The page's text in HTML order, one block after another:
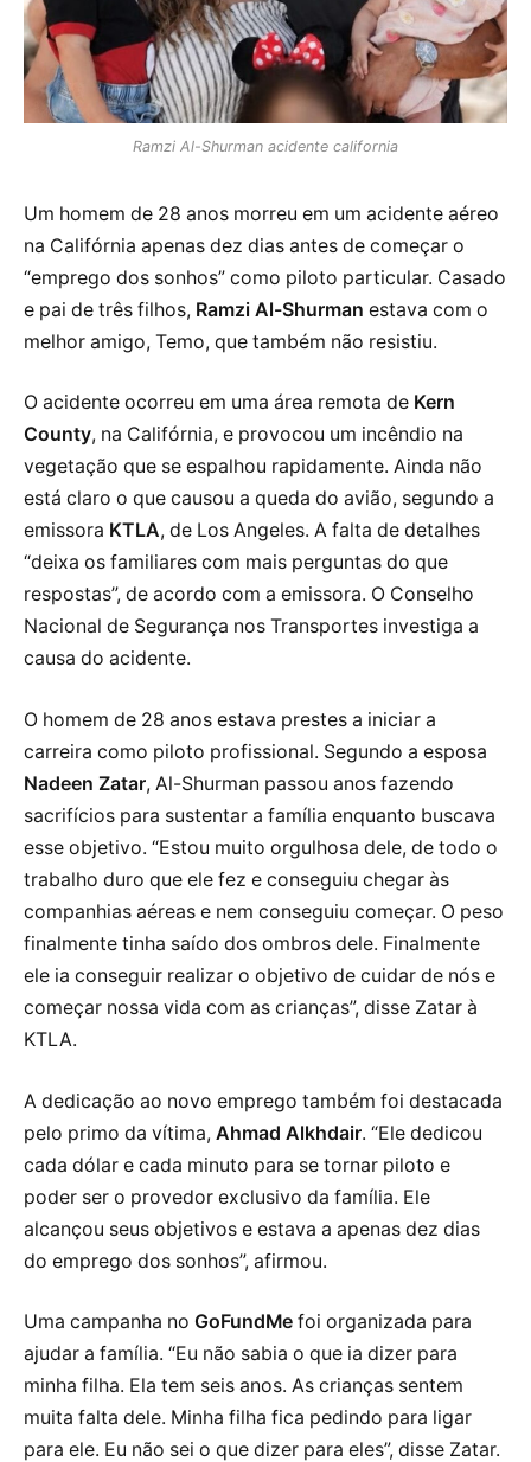
Ramzi Al-Shurman acidente california
Um homem de 28 anos morreu em um acidente aéreo
na Califórnia apenas dez dias antes de começar o
“emprego dos sonhos” como piloto particular. Casado
e pai de três filhos, Ramzi Al-Shurman estava com o
melhor amigo, Temo, que também não resistiu.
O acidente ocorreu em uma área remota de Kern
County, na Califórnia, e provocou um incêndio na
vegetação que se espalhou rapidamente. Ainda não
está claro o que causou a queda do avião, segundo a
emissora KTLA, de Los Angeles. A falta de detalhes
“deixa os familiares com mais perguntas do que
respostas”, de acordo com a emissora. O Conselho
Nacional de Segurança nos Transportes investiga a
causa do acidente.
O homem de 28 anos estava prestes a iniciar a
carreira como piloto profissional. Segundo a esposa
Nadeen Zatar, Al-Shurman passou anos fazendo
sacrifícios para sustentar a família enquanto buscava
esse objetivo. “Estou muito orgulhosa dele, de todo o
trabalho duro que ele fez e conseguiu chegar às
companhias aéreas e nem conseguiu começar. O peso
finalmente tinha saído dos ombros dele. Finalmente
ele ia conseguir realizar o objetivo de cuidar de nós e
começar nossa vida com as crianças”, disse Zatar à
KTLA.
A dedicação ao novo emprego também foi destacada
pelo primo da vítima, Ahmad Alkhdair. “Ele dedicou
cada dólar e cada minuto para se tornar piloto e
poder ser o provedor exclusivo da família. Ele
alcançou seus objetivos e estava a apenas dez dias
do emprego dos sonhos”, afirmou.
Uma campanha no GoFundMe foi organizada para
ajudar a família. “Eu não sabia o que ia dizer para
minha filha. Ela tem seis anos. As crianças sentem
muita falta dele. Minha filha fica pedindo para ligar
para ele. Eu não sei o que dizer para eles”, disse Zatar.